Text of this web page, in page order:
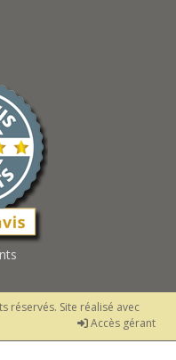
réservés. Site réalisé avec
Accès gérant